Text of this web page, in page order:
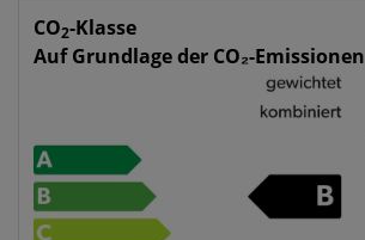
CO2-Klasse
Auf Grundlage der CO₂-Emissionen